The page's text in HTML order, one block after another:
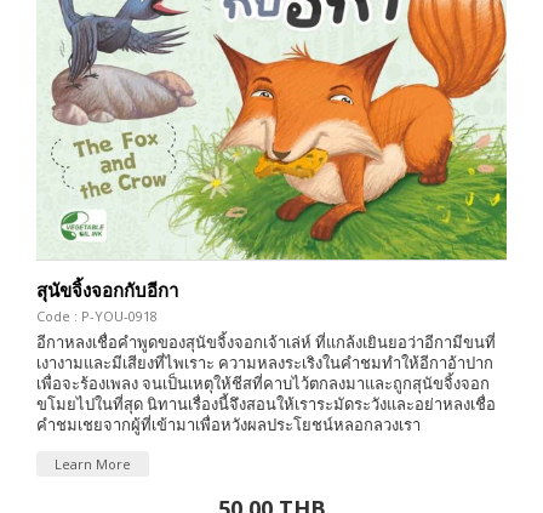
สุนัขจิ้งจอกกับอีกา
Code : P-YOU-0918
อีกาหลงเชื่อคำพูดของสุนัขจิ้งจอกเจ้าเล่ห์ ที่แกล้งเยินยอว่าอีกามีขนที่
เงางามและมีเสียงที่ไพเราะ ความหลงระเริงในคำชมทำให้อีกาอ้าปาก
เพื่อจะร้องเพลง จนเป็นเหตุให้ชีสที่คาบไว้ตกลงมาและถูกสุนัขจิ้งจอก
ขโมยไปในที่สุด นิทานเรื่องนี้จึงสอนให้เราระมัดระวังและอย่าหลงเชื่อ
คำชมเชยจากผู้ที่เข้ามาเพื่อหวังผลประโยชน์หลอกลวงเรา
Learn More